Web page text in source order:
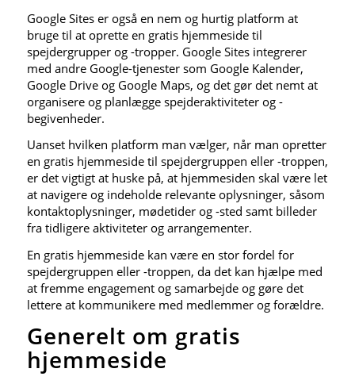
Google Sites er også en nem og hurtig platform at
bruge til at oprette en gratis hjemmeside til
spejdergrupper og -tropper. Google Sites integrerer
med andre Google-tjenester som Google Kalender,
Google Drive og Google Maps, og det gør det nemt at
organisere og planlægge spejderaktiviteter og -
begivenheder.
Uanset hvilken platform man vælger, når man opretter
en gratis hjemmeside til spejdergruppen eller -troppen,
er det vigtigt at huske på, at hjemmesiden skal være let
at navigere og indeholde relevante oplysninger, såsom
kontaktoplysninger, mødetider og -sted samt billeder
fra tidligere aktiviteter og arrangementer.
En gratis hjemmeside kan være en stor fordel for
spejdergruppen eller -troppen, da det kan hjælpe med
at fremme engagement og samarbejde og gøre det
lettere at kommunikere med medlemmer og forældre.
Generelt om gratis
hjemmeside